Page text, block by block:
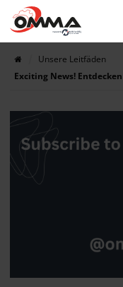
Unsere Leitfäden
Exciting News!